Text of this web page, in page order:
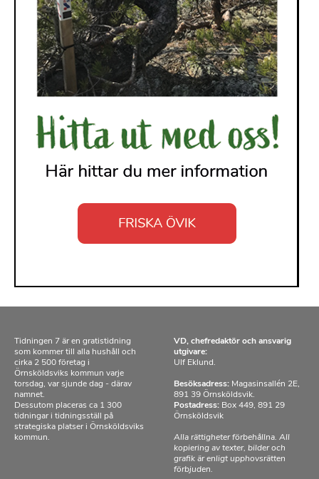
Tidningen 7 är en gratistidning
som kommer till alla hushåll och
cirka 2 500 företag i
Örnsköldsviks kommun varje
torsdag, var sjunde dag - därav
namnet.
Dessutom placeras ca 1 300
tidningar i tidningsställ på
strategiska platser i Örnsköldsviks
kommun.
VD, chefredaktör och ansvarig
utgivare:
Ulf Eklund.
Besöksadress: Magasinsallén 2E,
891 39 Örnsköldsvik.
Postadress: Box 449, 891 29
Örnsköldsvik
Alla rättigheter förbehållna. All
kopiering av texter, bilder och
grafik är enligt upphovsrätten
förbjuden.